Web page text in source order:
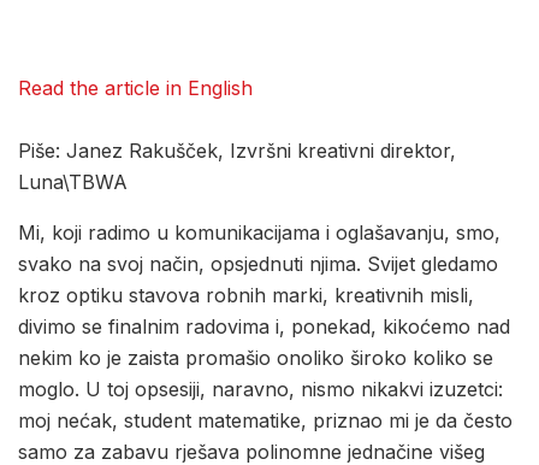
Read the article in English
Piše: Janez Rakušček, Izvršni kreativni direktor,
Luna\TBWA
Mi, koji radimo u komunikacijama i oglašavanju, smo,
svako na svoj način, opsjednuti njima. Svijet gledamo
kroz optiku stavova robnih marki, kreativnih misli,
divimo se finalnim radovima i, ponekad, kikoćemo nad
nekim ko je zaista promašio onoliko široko koliko se
moglo. U toj opsesiji, naravno, nismo nikakvi izuzetci:
moj nećak, student matematike, priznao mi je da često
samo za zabavu rješava polinomne jednačine višeg